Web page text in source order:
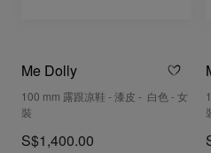
Me Dolly
100 mm 露跟凉鞋 - 漆皮 - 白色 - 女
裝
S$1,400.00